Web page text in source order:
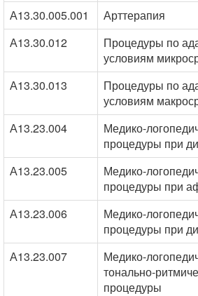
А13.30.005.001
Арттерапия
А13.30.012
Процедуры по
условиям
А13.30.013
Процедуры по
условиям
А13.23.004
Медико-
процедуры при
А13.23.005
Медико-
процедуры при
А13.23.006
Медико-
процедуры при
А13.23.007
Медико-
тонально-
процедуры